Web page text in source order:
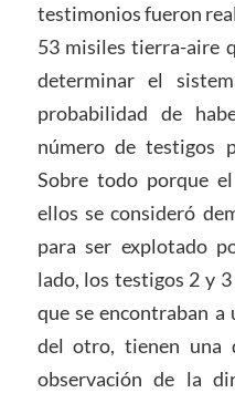
testimonios fueron
53 misiles tierra-aire
determinar el
probabilidad de
número de testigos
Sobre todo porque
ellos se consideró
para ser explotado
lado, los testigos 2 y
que se encontraban
del otro, tienen una
observación de la